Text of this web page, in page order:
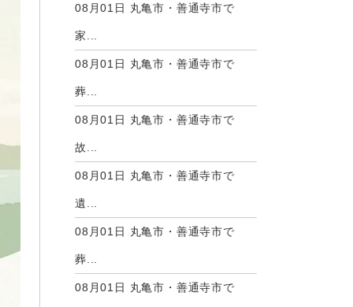
08月01日 丸亀市・善通寺市で
家...
08月01日 丸亀市・善通寺市で
葬...
08月01日 丸亀市・善通寺市で
故...
08月01日 丸亀市・善通寺市で
遺...
08月01日 丸亀市・善通寺市で
葬...
08月01日 丸亀市・善通寺市で